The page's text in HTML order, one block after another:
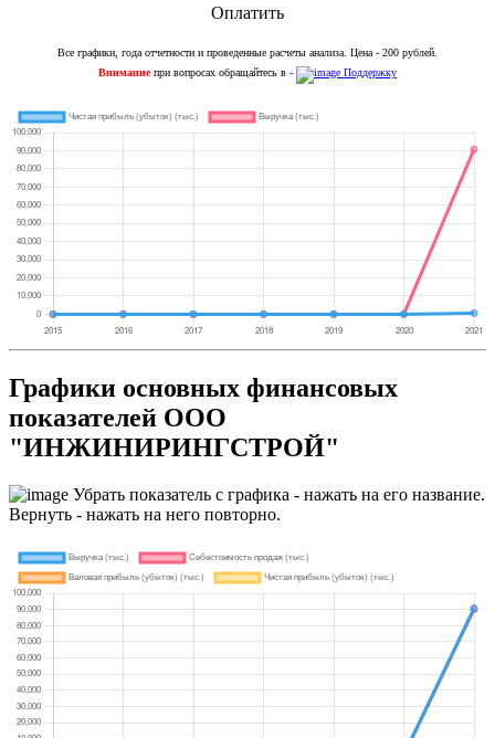
Оплатить
Все графики, года отчетности и проведенные расчеты анализа. Цена - 200 рублей.
Внимание при вопросах обращайтесь в - Поддержку
Графики основных финансовых
показателей ООО
"ИНЖИНИРИНГСТРОЙ"
Убрать показатель с графика - нажать на его название.
Вернуть - нажать на него повторно.